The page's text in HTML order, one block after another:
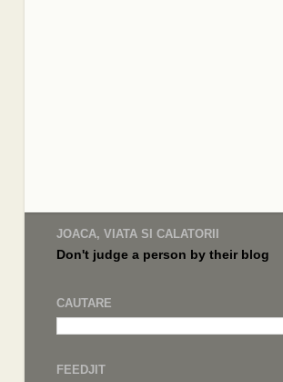
JOACA, VIATA SI CALATORII
Don't judge a person by their blog
CAUTARE
FEEDJIT